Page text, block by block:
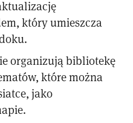
który umieszcza
organizują bibliotekę
które można
jako